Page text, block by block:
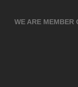
WE ARE MEMBER